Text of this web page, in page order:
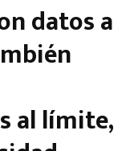
datos a
al límite,